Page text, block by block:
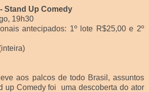
Stand Up Comedy
19h30
antecipados: 1º lote R$25,00 e 2º
aos palcos de todo Brasil, assuntos
up Comedy foi uma descoberta do ator